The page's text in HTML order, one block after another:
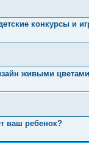
конкурсы и
живыми
ваш ребенок?